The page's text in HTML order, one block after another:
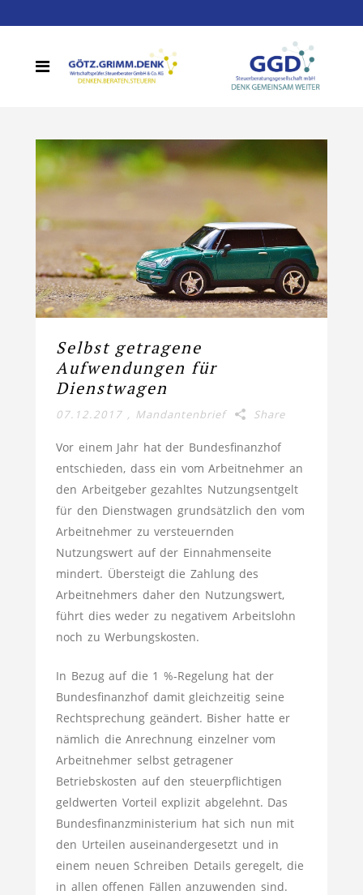
Selbst getragene
Aufwendungen für
Dienstwagen
07.12.2017 , Mandantenbrief Share
Vor einem Jahr hat der Bundesfinanzhof
entschieden, dass ein vom Arbeitnehmer an
den Arbeitgeber gezahltes Nutzungsentgelt
für den Dienstwagen grundsätzlich den vom
Arbeitnehmer zu versteuernden
Nutzungswert auf der Einnahmenseite
mindert. Übersteigt die Zahlung des
Arbeitnehmers daher den Nutzungswert,
führt dies weder zu negativem Arbeitslohn
noch zu Werbungskosten.
In Bezug auf die 1 %-Regelung hat der
Bundesfinanzhof damit gleichzeitig seine
Rechtsprechung geändert. Bisher hatte er
nämlich die Anrechnung einzelner vom
Arbeitnehmer selbst getragener
Betriebskosten auf den steuerpflichtigen
geldwerten Vorteil explizit abgelehnt. Das
Bundesfinanzministerium hat sich nun mit
den Urteilen auseinandergesetzt und in
einem neuen Schreiben Details geregelt, die
in allen offenen Fällen anzuwenden sind.